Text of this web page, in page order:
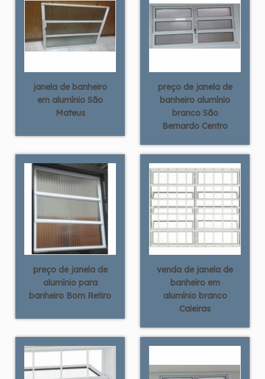
janela de banheiro
em alumínio São
Mateus
preço de janela de
banheiro alumínio
branco São
Bernardo Centro
preço de janela de
alumínio para
banheiro Bom Retiro
venda de janela de
banheiro em
alumínio branco
Caieiras